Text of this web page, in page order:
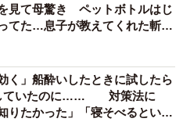
見て母驚き ペットボトルはじ
てた…息子が教えてくれた斬新
く」船酔いしたときに試したら
ていたのに…… 対策法に
りたかった」「寝そべるといい